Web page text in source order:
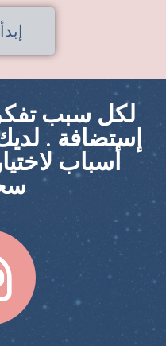
لكل سبب تفكر
إستضافة .
أسباب